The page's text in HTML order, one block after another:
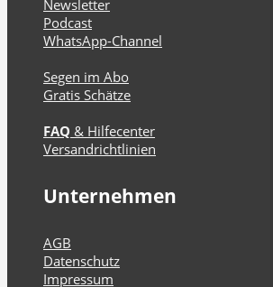
Newsletter
Podcast
WhatsApp-Channel
Segen im Abo
Gratis Schätze
FAQ & Hilfecenter
Versandrichtlinien
Unternehmen
AGB
Datenschutz
Impressum